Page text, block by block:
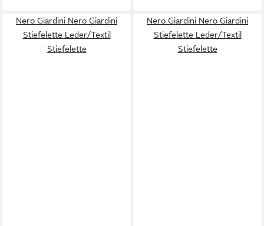
Nero Giardini Nero Giardini
Stiefelette Leder/Textil
Stiefelette
Nero Giardini Nero Giardini
Stiefelette Leder/Textil
Stiefelette